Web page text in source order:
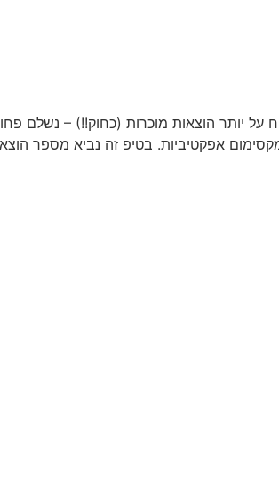
יותר הוצאות מוכרות (כחוק!!) – נשלם
אפקטיביות. בטיפ זה נביא מספר